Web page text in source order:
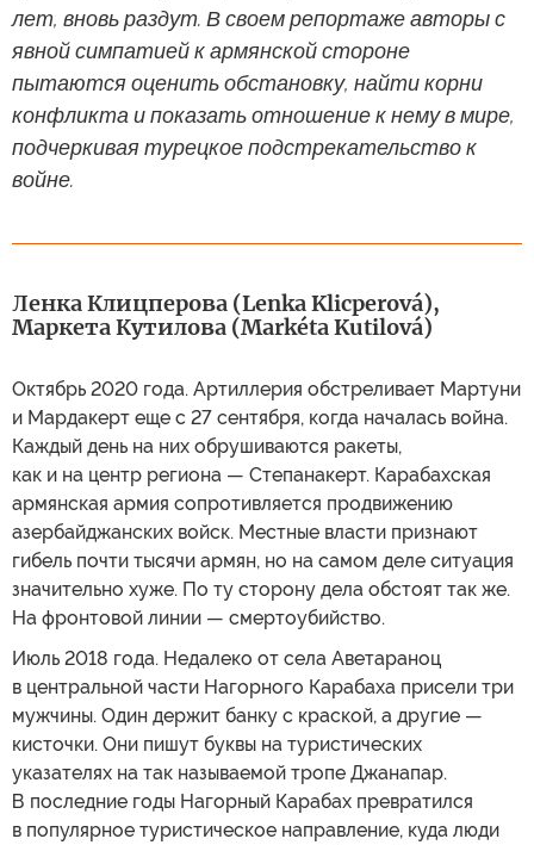
лет, вновь раздут. В своем репортаже авторы с
явной симпатией к армянской стороне
пытаются оценить обстановку, найти корни
конфликта и показать отношение к нему в мире,
подчеркивая турецкое подстрекательство к
войне.
Ленка Клицперова (Lenka Klicperová),
Маркета Кутилова (Markéta Kutilová)
Октябрь 2020 года. Артиллерия обстреливает Мартуни
и Мардакерт еще с 27 сентября, когда началась война.
Каждый день на них обрушиваются ракеты,
как и на центр региона — Степанакерт. Карабахская
армянская армия сопротивляется продвижению
азербайджанских войск. Местные власти признают
гибель почти тысячи армян, но на самом деле ситуация
значительно хуже. По ту сторону дела обстоят так же.
На фронтовой линии — смертоубийство.
Июль 2018 года. Недалеко от села Аветараноц
в центральной части Нагорного Карабаха присели три
мужчины. Один держит банку с краской, а другие —
кисточки. Они пишут буквы на туристических
указателях на так называемой тропе Джанапар.
В последние годы Нагорный Карабах превратился
в популярное туристическое направление, куда люди